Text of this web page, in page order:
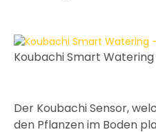
Koubachi Smart
Der Koubachi Sensor,
den Pflanzen im Boden